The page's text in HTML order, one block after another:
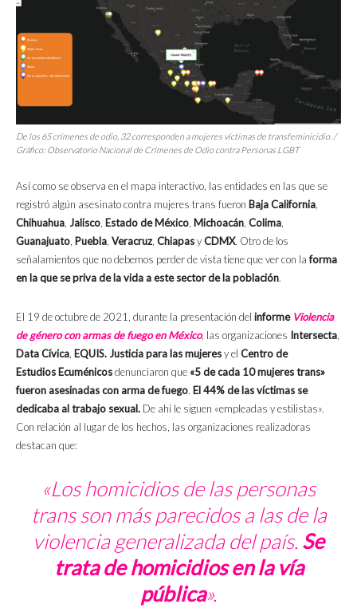
De los 65 crímenes de odio, 32 corresponden a mujeres víctimas de transfeminicidio. /
Gráfico: Observatorio Nacional de Crímenes de Odio contra Personas LGBT
Así como se observa en el mapa interactivo, las entidades en las que se
registró algún asesinato contra mujeres trans fueron Baja California,
Chihuahua, Jalisco, Estado de México, Michoacán, Colima,
Guanajuato, Puebla, Veracruz, ChiapasyCDMX. Otro de los
señalamientos que no debemos perder de vista tiene que ver con laforma
en la que se priva de la vida a este sector de la población.
El 19 de octubre de 2021, durante la presentación del informeViolencia
de género con armas de fuego en México, las organizaciones Intersecta,
Data Cívica, EQUIS. Justicia para las mujeresy el Centro de
Estudios Ecuménicosdenunciaron que «5 de cada 10 mujeres trans»
fueron asesinadas con arma de fuego. El44% de las víctimas se
dedicaba al trabajo sexual. De ahí le siguen «empleadas y estilistas».
Con relación al lugar de los hechos, las organizaciones realizadoras
destacan que:
«Los homicidios de las personas
trans son más parecidos a las de la
violencia generalizada del país. Se
trata de homicidios en la vía
pública».